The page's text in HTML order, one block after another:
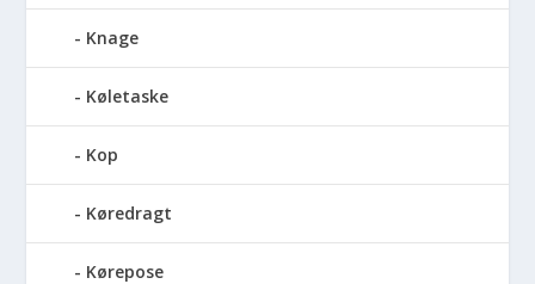
Knage
Køletaske
Kop
Køredragt
Kørepose